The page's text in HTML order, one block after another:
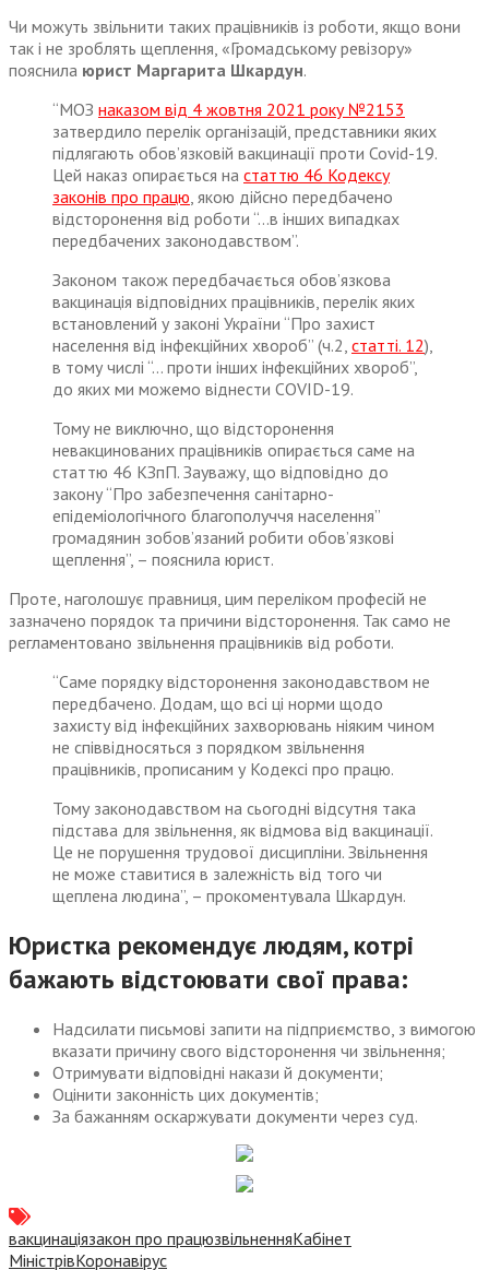
Чи можуть звільнити таких працівників із роботи, якщо вони
так і не зроблять щеплення, «Громадському ревізору»
пояснила юрист Маргарита Шкардун.
“МОЗ наказом від 4 жовтня 2021 року №2153
затвердило перелік організацій, представники яких
підлягають обов’язковій вакцинації проти Covid-19.
Цей наказ опирається на статтю 46 Кодексу
законів про працю, якою дійсно передбачено
відсторонення від роботи “…в інших випадках
передбачених законодавством”.
Законом також передбачається обов’язкова
вакцинація відповідних працівників, перелік яких
встановлений у законі України “Про захист
населення від інфекційних хвороб” (ч.2, статті. 12),
в тому числі “… проти інших інфекційних хвороб”,
до яких ми можемо віднести COVID-19.
Тому не виключно, що відсторонення
невакцинованих працівників опирається саме на
статтю 46 КЗпП. Зауважу, що відповідно до
закону “Про забезпечення санітарно-
епідеміологічного благополуччя населення”
громадянин зобов’язаний робити обов’язкові
щеплення”, – пояснила юрист.
Проте, наголошує правниця, цим переліком професій не
зазначено порядок та причини відсторонення. Так само не
регламентовано звільнення працівників від роботи.
“Саме порядку відсторонення законодавством не
передбачено. Додам, що всі ці норми щодо
захисту від інфекційних захворювань ніяким чином
не співвідносяться з порядком звільнення
працівників, прописаним у Кодексі про працю.
Тому законодавством на сьогодні відсутня така
підстава для звільнення, як відмова від вакцинації.
Це не порушення трудової дисципліни. Звільнення
не може ставитися в залежність від того чи
щеплена людина”, – прокоментувала Шкардун.
Юристка рекомендує людям, котрі
бажають відстоювати свої права:
Надсилати письмові запити на підприємство, з вимогою
вказати причину свого відсторонення чи звільнення;
Отримувати відповідні накази й документи;
Оцінити законність цих документів;
За бажанням оскаржувати документи через суд.
вакцинаціязакон про працюзвільненняКабінет
МіністрівКоронавірус